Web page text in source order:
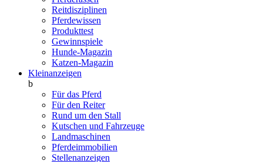
Reitdisziplinen
Pferdewissen
Produkttest
Gewinnspiele
Hunde-Magazin
Katzen-Magazin
Kleinanzeigen
b
Für das Pferd
Für den Reiter
Rund um den Stall
Kutschen und Fahrzeuge
Landmaschinen
Pferdeimmobilien
Stellenanzeigen